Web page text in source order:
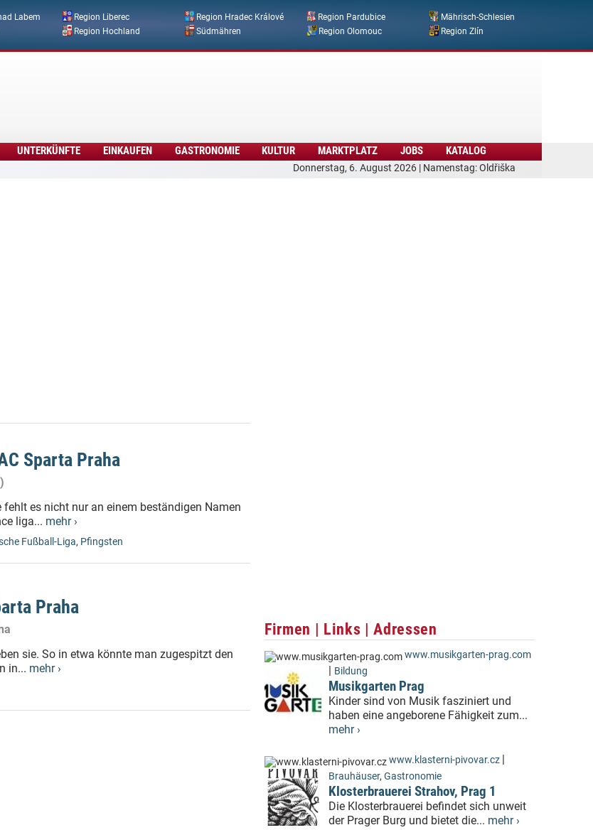
Direkt zum Inhalt
Labem Region Liberec Region Hradec Králové Region Pardubice
Mährisch-Schlesien
Region Hochland Südmähren Region Olomouc Region Zlín
Donnerstag, 6. August 2026 | Namenstag: Oldřiška
UNTERKÜNFTE EINKAUFEN GASTRONOMIE KULTUR MARKTPLATZ JOBS KATALOG
Sparta Praha
es nicht nur an einem beständigen Namen
liga... mehr ›
Fußball-Liga, Pfingsten
Praha
sie. So in etwa könnte man zugespitzt den
in... mehr ›
Firmen | Links | Adressen
www.musikgarten-prag.com
| Bildung
Musikgarten Prag
Kinder sind von Musik fasziniert und
haben eine angeborene Fähigkeit zum...
mehr ›
www.klasterni-pivovar.cz |
Brauhäuser, Gastronomie
Klosterbrauerei Strahov, Prag 1
Die Klosterbrauerei befindet sich unweit
der Prager Burg und bietet die... mehr ›